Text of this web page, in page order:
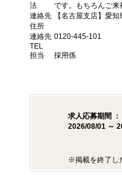
法
です。もちろんご来
連絡先
住所
【名古屋支店】愛
連絡先
TEL
0120-445-101
担当 採用係
求人応募期間 ：
2026/08/01 ～
※掲載を終了し